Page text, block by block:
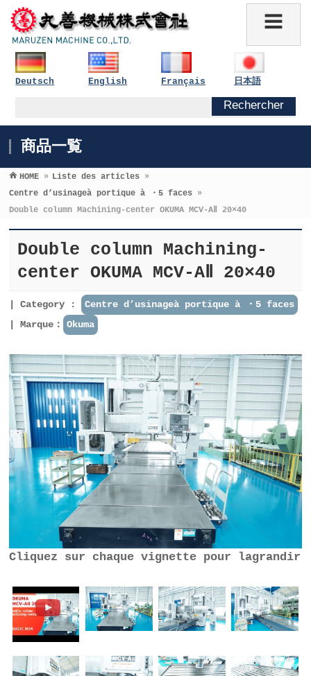
Deutsch English Français 日本語
商品一覧
HOME » Liste des articles »
Centre d’usinageà portique à ・5 faces »
Double column Machining-center OKUMA MCV-AⅡ 20×40
Double column Machining-
center OKUMA MCV-AⅡ 20×40
Category :
Centre d’usinageà portique à ・5 faces
Marque：
Okuma
Cliquez sur chaque vignette pour lagrandir